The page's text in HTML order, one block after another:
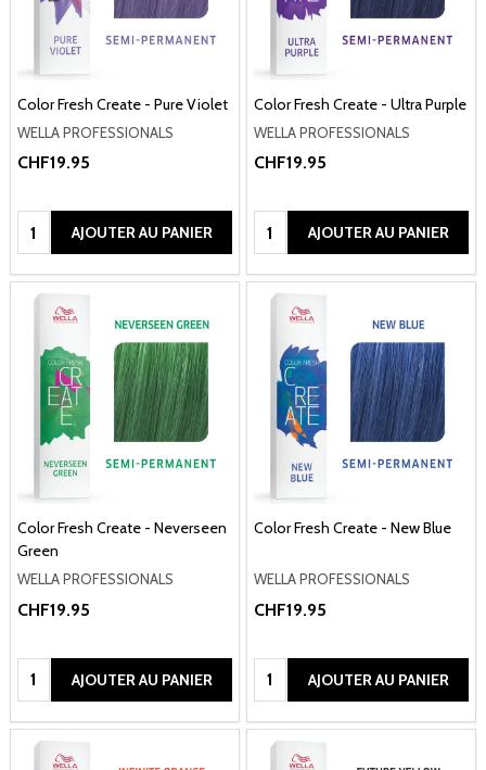
Color Fresh Create - Pure Violet
WELLA PROFESSIONALS
CHF19.95
Quantité:AJOUTER AU PANIER
Color Fresh Create - Ultra Purple
WELLA PROFESSIONALS
CHF19.95
Quantité:AJOUTER AU PANIER
Color Fresh Create - Neverseen
Green
WELLA PROFESSIONALS
CHF19.95
Quantité:AJOUTER AU PANIER
Color Fresh Create - New Blue
WELLA PROFESSIONALS
CHF19.95
Quantité:AJOUTER AU PANIER